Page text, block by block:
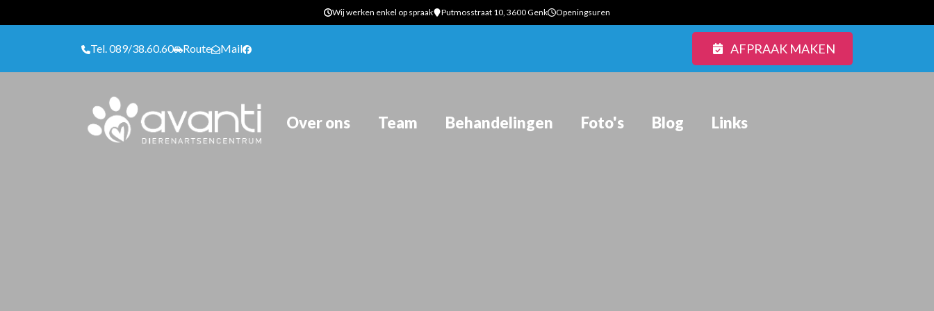
Wij werken enkel op spraak Putmosstraat 10, 3600 Genk Openingsuren
Tel. 089/38.60.60 Route Mail AFPRAAK MAKEN
Over ons Team Behandelingen Foto's Blog Links